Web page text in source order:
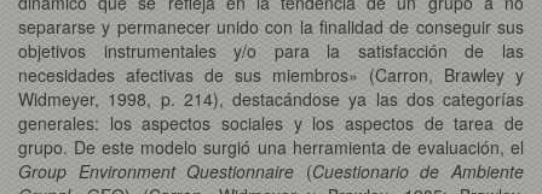
separarse y permanecer unido con la finalidad de conseguir sus
objetivos instrumentales y/o para la satisfacción de las
necesidades afectivas de sus miembros» (Carron, Brawley y
Widmeyer, 1998, p. 214), destacándose ya las dos categorías
generales: los aspectos sociales y los aspectos de tarea de
grupo. De este modelo surgió una herramienta de evaluación, el
Group Environment Questionnaire (Cuestionario de Ambiente